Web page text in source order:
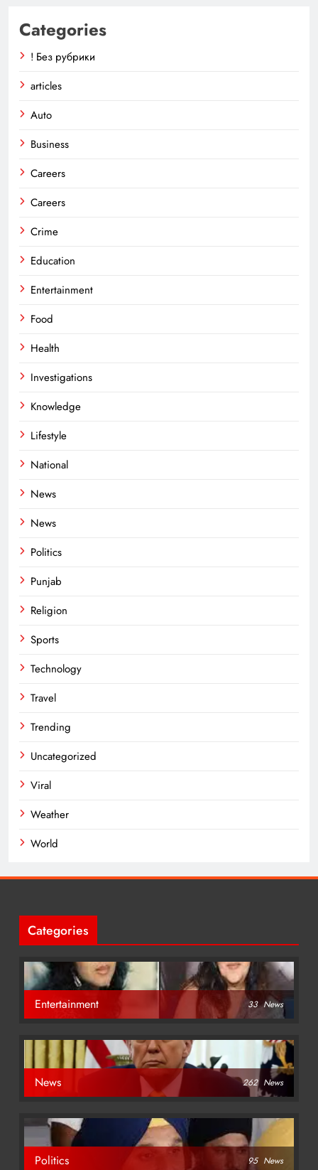
Categories
! Без рубрики
articles
Auto
Business
Careers
Careers
Crime
Education
Entertainment
Food
Health
Investigations
Knowledge
Lifestyle
National
News
News
Politics
Punjab
Religion
Sports
Technology
Travel
Trending
Uncategorized
Viral
Weather
World
Categories
Entertainment 33 News
News 262 News
Politics 95 News